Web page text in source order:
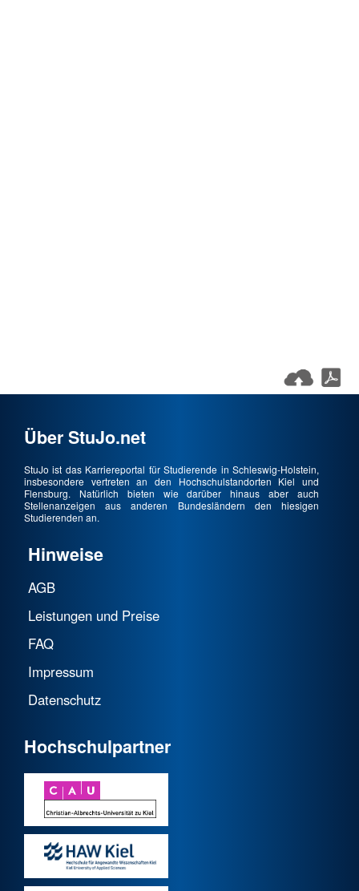
Über StuJo.net
StuJo ist das Karriereportal für Studierende in Schleswig-Holstein,
insbesondere vertreten an den Hochschulstandorten Kiel und
Flensburg. Natürlich bieten wie darüber hinaus aber auch
Stellenanzeigen aus anderen Bundesländern den hiesigen
Studierenden an.
Hinweise
AGB
Leistungen und Preise
FAQ
Impressum
Datenschutz
Hochschulpartner